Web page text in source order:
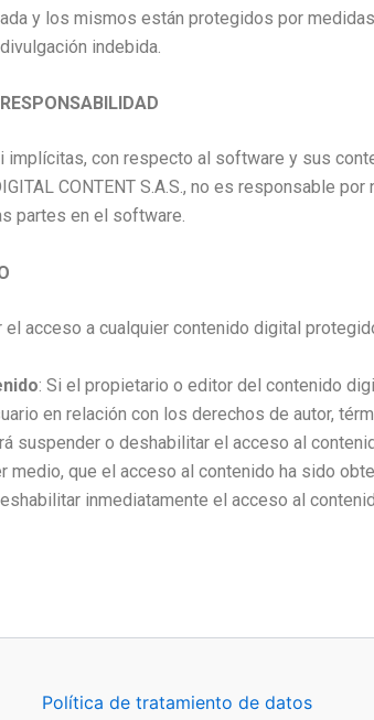
y los mismos están protegidos por
indebida.
implícitas, con respecto al software y sus
CONTENT S.A.S., no es responsable
partes en el software.
acceso a cualquier contenido digital
: Si el propietario o editor del contenido
en relación con los derechos de autor,
suspender o deshabilitar el acceso al
medio, que el acceso al contenido ha sido
inmediatamente el acceso al
Política de tratamiento de datos